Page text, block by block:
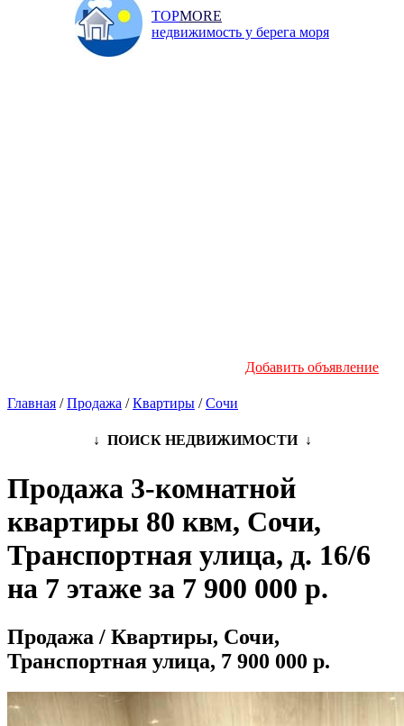
TOPMORE
недвижимость у берега моря
Добавить объявление
Главная /Продажа /Квартиры /Сочи
↓ ПОИСК НЕДВИЖИМОСТИ ↓
Продажа 3-комнатной
квартиры 80 квм, Сочи,
Транспортная улица, д. 16/6
на 7 этаже за 7 900 000 р.
Продажа / Квартиры, Сочи,
Транспортная улица, 7 900 000 р.